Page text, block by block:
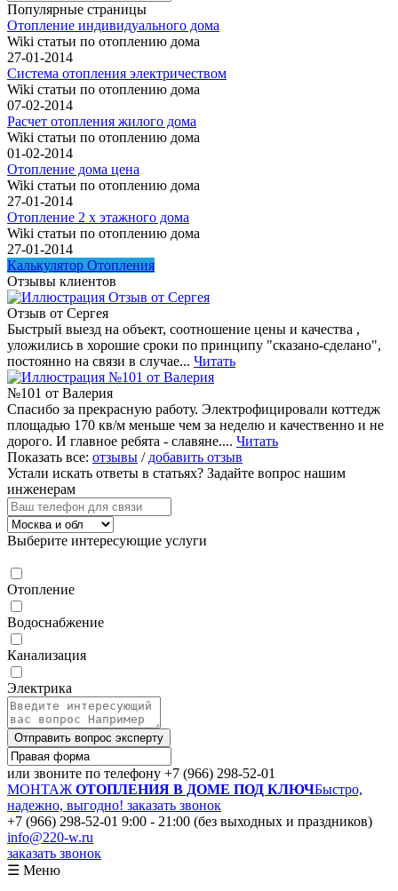
Популярные страницы
Отопление индивидуального дома
Wiki статьи по отоплению дома
27-01-2014
Система отопления электричеством
Wiki статьи по отоплению дома
07-02-2014
Расчет отопления жилого дома
Wiki статьи по отоплению дома
01-02-2014
Отопление дома цена
Wiki статьи по отоплению дома
27-01-2014
Отопление 2 х этажного дома
Wiki статьи по отоплению дома
27-01-2014
Калькулятор Отопления
Отзывы клиентов
Отзыв от Сергея
Быстрый выезд на объект, соотношение цены и качества ,
уложились в хорошие сроки по принципу "сказано-сделано",
постоянно на связи в случае... Читать
№101 от Валерия
Спасибо за прекрасную работу. Электрофицировали коттедж
площадью 170 кв/м меньше чем за неделю и качественно и не
дорого. И главное ребята - славяне.... Читать
Показать все: отзывы / добавить отзыв
Устали искать ответы в статьях? Задайте вопрос нашим
инженерам
Выберите интересующие услуги
Отопление
Водоснабжение
Канализация
Электрика
Отправить вопрос эксперту
или звоните по телефону +7 (966) 298-52-01
МОНТАЖ ОТОПЛЕНИЯ В ДОМЕ ПОД КЛЮЧБыстро,
надежно, выгодно! заказать звонок
+7 (966) 298-52-01 9:00 - 21:00 (без выходных и праздников)
info@220-w.ru
заказать звонок
☰ Меню